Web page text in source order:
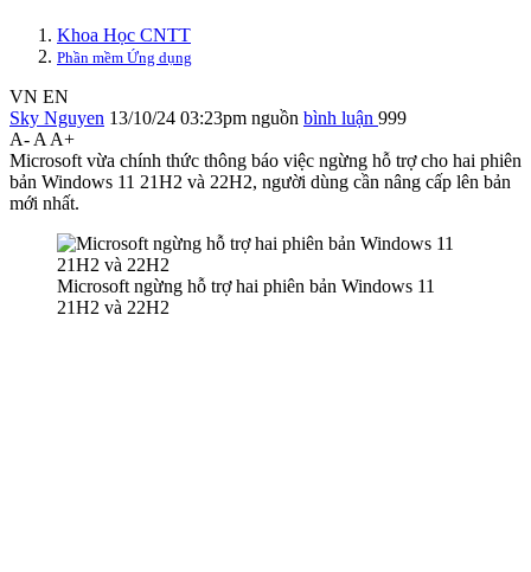
Khoa Học CNTT
Phần mềm Ứng dụng
VN EN
Sky Nguyen 13/10/24 03:23pm nguồn bình luận 999
A- A A+
Microsoft vừa chính thức thông báo việc ngừng hỗ trợ cho hai phiên
bản Windows 11 21H2 và 22H2, người dùng cần nâng cấp lên bản
mới nhất.
Microsoft ngừng hỗ trợ hai phiên bản Windows 11
21H2 và 22H2